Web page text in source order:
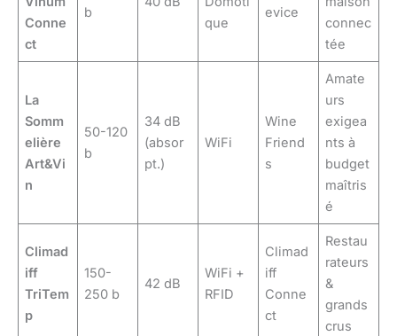
Conne
ct
b
que
evice
connec
tée
La
Somm
elière
Art&Vi
n
50-120
b
34 dB
(absor
pt.)
WiFi
Wine
Friend
s
Amate
urs
exigea
nts à
budget
maîtris
é
Climad
iff
TriTem
p
150-
250 b
42 dB
WiFi +
RFID
Climad
iff
Conne
ct
Restau
rateurs
&
grands
crus